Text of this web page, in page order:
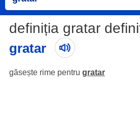
definiția gratar
gratar
găsește rime pentru gratar